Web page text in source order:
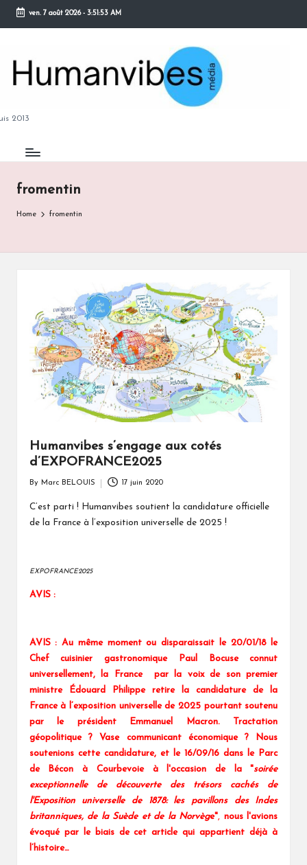
Skip
content
ven. 7 août 2026- 3:51:53 AM
2013
fromentin
Home fromentin
Humanvibes s’engage aux cotés
d’EXPOFRANCE2025
by
By Marc BELOUIS 17 juin 2020
C’est parti ! Humanvibes soutient la candidature officielle
de la France à l’exposition universelle de 2025 !
EXPOFRANCE2025
AVIS :
AVIS : Au même moment ou disparaissait le 20/01/18 le
Chef cuisinier gastronomique Paul Bocuse connut
universellement, la France par la voix de son premier
ministre Édouard Philippe retire la candidature de la
France à l’exposition universelle de 2025 pourtant soutenu
par le président Emmanuel Macron. Tractation
géopolitique ? Vase communicant économique ? Nous
soutenions cette candidature, et le 16/09/16 dans le Parc
de Bécon à Courbevoie
à l'occasion de la "soirée
exceptionnelle de découverte des trésors cachés de
l'Exposition universelle de 1878: les pavillons des Indes
britanniques, de la Suède et de la Norvège", nous l'avions
évoqué par le biais de cet article qui appartient déjà à
l’histoire…